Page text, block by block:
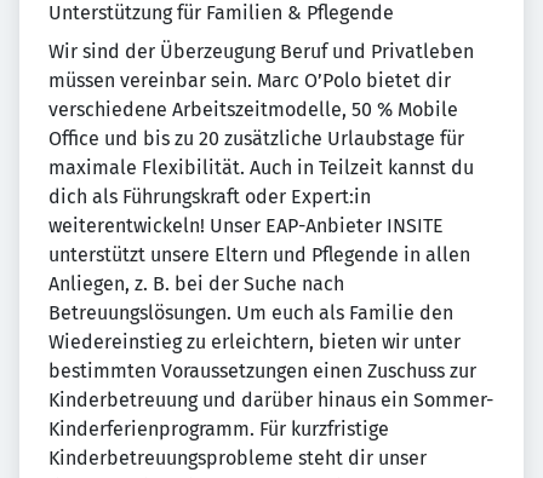
Unterstützung für Familien & Pflegende
Wir sind der Überzeugung Beruf und Privatleben
müssen vereinbar sein. Marc O’Polo bietet dir
verschiedene Arbeitszeitmodelle, 50 % Mobile
Office und bis zu 20 zusätzliche Urlaubstage für
maximale Flexibilität. Auch in Teilzeit kannst du
dich als Führungskraft oder Expert:in
weiterentwickeln! Unser EAP-Anbieter INSITE
unterstützt unsere Eltern und Pflegende in allen
Anliegen, z. B. bei der Suche nach
Betreuungslösungen. Um euch als Familie den
Wiedereinstieg zu erleichtern, bieten wir unter
bestimmten Voraussetzungen einen Zuschuss zur
Kinderbetreuung und darüber hinaus ein Sommer-
Kinderferienprogramm. Für kurzfristige
Kinderbetreuungsprobleme steht dir unser